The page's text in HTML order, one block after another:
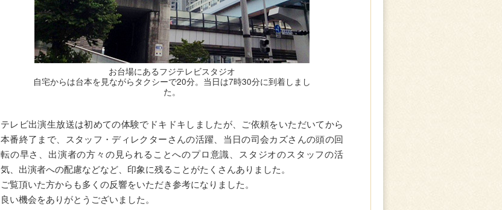
お台場にあるフジテレビスタジオ
自宅からは台本を見ながらタクシーで20分。当日は7時30分に到着しまし
た。
テレビ出演生放送は初めての体験でドキドキしましたが、ご依頼をいただいてから
本番終了まで、スタッフ・ディレクターさんの活躍、当日の司会カズさんの頭の回
転の早さ、出演者の方々の見られることへのプロ意識、スタジオのスタッフの活
気、出演者への配慮などなど、印象に残ることがたくさんありました。
ご覧頂いた方からも多くの反響をいただき参考になりました。
良い機会をありがとうございました。